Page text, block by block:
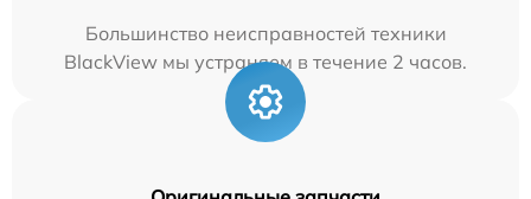
Большинство неисправностей техники
BlackView мы устраняем в течение 2 часов.